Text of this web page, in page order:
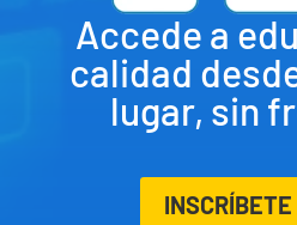
Accede a
calidad
lugar, sin